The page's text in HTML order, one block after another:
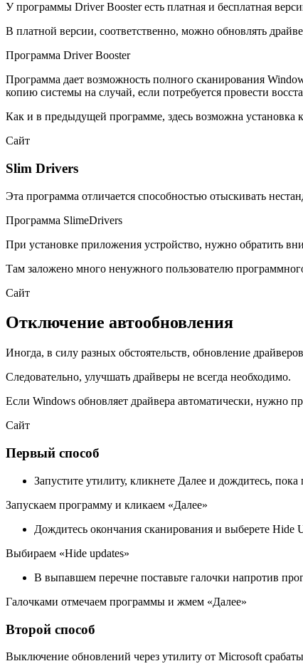
У программы Driver Booster есть платная и бесплатная
В платной версии, соответственно, можно обновлять
Программа Driver Booster
Программа дает возможность полного сканирования
копию системы на случай, если потребуется провести
Как и в предыдущей программе, здесь возможна
Сайт
Slim Drivers
Эта программа отличается способностью отыскивать
Программа SlimeDrivers
При установке приложения устройство, нужно обратить
Там заложено много ненужного пользователю
Сайт
Отключение автообновления
Иногда, в силу разных обстоятельств, обновление
Следовательно, улучшать драйверы не всегда необходимо.
Если Windows обновляет драйвера автоматически, нужно
Сайт
Первый способ
Запустите утилиту, кликнете Далее и дождитесь,
Запускаем программу и кликаем «Далее»
Дождитесь окончания сканирования и выберете Hide
Выбираем «Hide updates»
В выпавшем перечне поставьте галочки напротив
Галочками отмечаем программы и жмем «Далее»
Второй способ
Выключение обновлений через утилиту от Microsoft